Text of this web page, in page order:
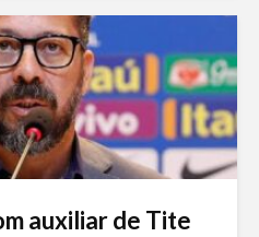
auxiliar de Tite